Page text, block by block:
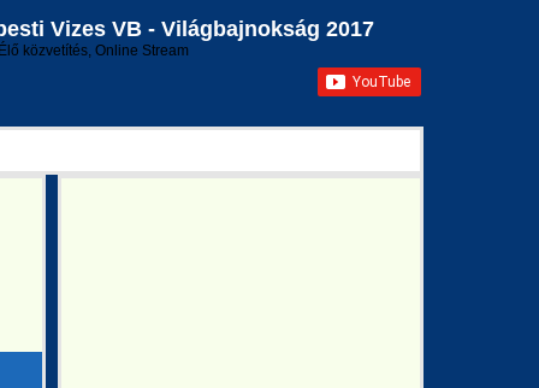
Vizes VB - Világbajnokság 2017
közvetítés, Online Stream